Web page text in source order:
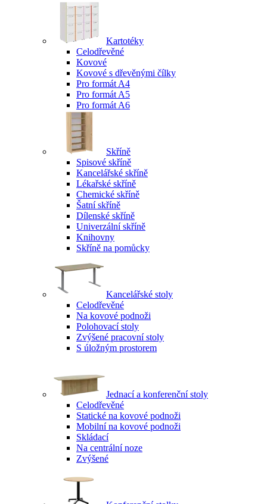
Kartotéky
Celodřevěné
Kovové
Kovové s dřevěnými čílky
Pro formát A4
Pro formát A5
Pro formát A6
Skříně
Spisové skříně
Kancelářské skříně
Lékařské skříně
Chemické skříně
Šatní skříně
Dílenské skříně
Univerzální skříně
Knihovny
Skříně na pomůcky
Kancelářské stoly
Celodřevěné
Na kovové podnoži
Polohovací stoly
Zvýšené pracovní stoly
S úložným prostorem
Jednací a konferenční stoly
Celodřevěné
Statické na kovové podnoži
Mobilní na kovové podnoži
Skládací
Na centrální noze
Zvýšené